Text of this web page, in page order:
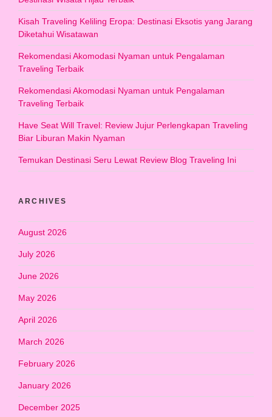
Kisah Traveling Keliling Eropa: Destinasi Eksotis yang Jarang
Diketahui Wisatawan
Rekomendasi Akomodasi Nyaman untuk Pengalaman
Traveling Terbaik
Rekomendasi Akomodasi Nyaman untuk Pengalaman
Traveling Terbaik
Have Seat Will Travel: Review Jujur Perlengkapan Traveling
Biar Liburan Makin Nyaman
Temukan Destinasi Seru Lewat Review Blog Traveling Ini
ARCHIVES
August 2026
July 2026
June 2026
May 2026
April 2026
March 2026
February 2026
January 2026
December 2025